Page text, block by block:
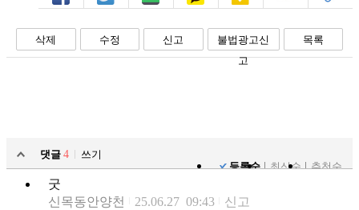
페북 트윗 밴드 카톡 카스 복사 스크랩
삭제 수정 신고
불법광고신
고
목록
댓글 4
쓰기
등록순
최신순 추천순
굿
신목동안양천
25.06.27 09:43 신고